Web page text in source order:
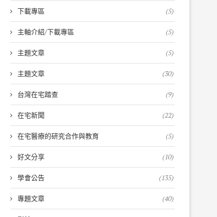
下載專區 (5)
主軸介紹/下載專區 (5)
主題文章 (5)
主題文章 (30)
台灣在宅踏查 (9)
在宅新聞 (22)
在宅醫療的研究合作與教育 (5)
好文分享 (10)
學會公告 (135)
專題文章 (40)